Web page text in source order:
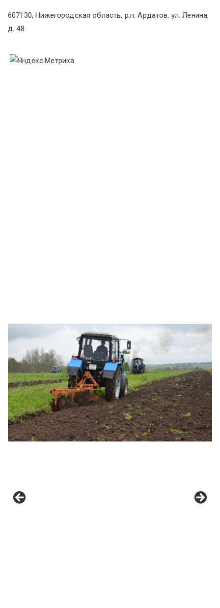
607130, Нижегородская область, р.п. Ардатов, ул. Ленина,
д. 48